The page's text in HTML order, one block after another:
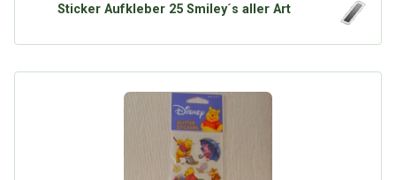
Sticker Aufkleber 25 Smiley´s aller Art